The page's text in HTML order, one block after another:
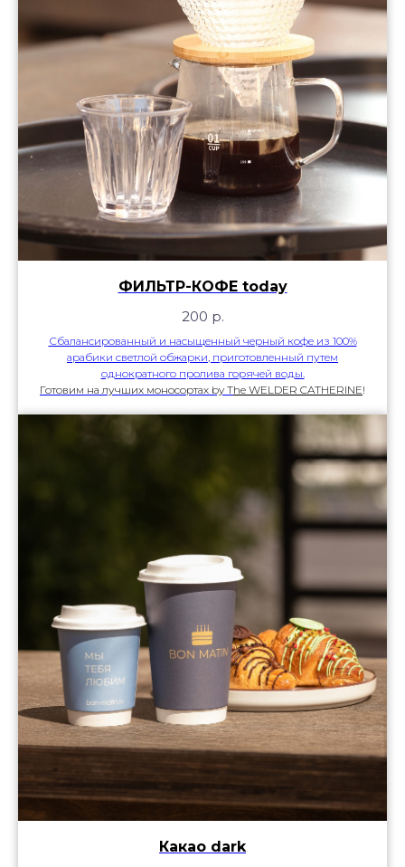
ФИЛЬТР-КОФЕ today
200 р.
Сбалансированный и насыщенный черный кофе из 100%
арабики светлой обжарки, приготовленный путем
однократного пролива горячей воды.
Готовим на лучших моносортах by The WELDER CATHERINE!
Какао dark